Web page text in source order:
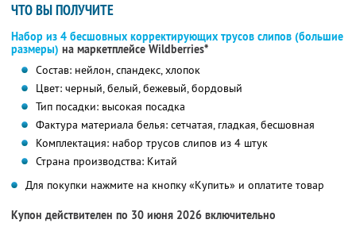
ЧТО ВЫ ПОЛУЧИТЕ
Набор из 4 бесшовных корректирующих трусов слипов (большие
размеры) на маркетплейсе Wildberries*
Состав: нейлон, спандекс, хлопок
Цвет: черный, белый, бежевый, бордовый
Тип посадки: высокая посадка
Фактура материала белья: сетчатая, гладкая, бесшовная
Комплектация: набор трусов слипов из 4 штук
Страна производства: Китай
Для покупки нажмите на кнопку «Купить» и оплатите товар
Купон действителен по 30 июня 2026 включительно